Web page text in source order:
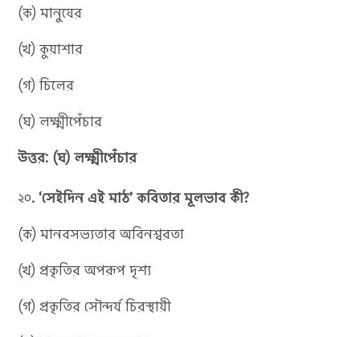
(ক) মানুষের
(খ) কুয়াশার
(গ) চিলের
(ঘ) লক্ষ্মীপেঁচার
উত্তর: (ঘ) লক্ষ্মীপেঁচার
২০. ‘সেইদিন এই মাঠ’ কবিতার মূলভাব কী?
(ক) মানবসভ্যতার অবিনশ্বরতা
(খ) প্রকৃতির অপরূপ দৃশ্য
(গ) প্রকৃতির সৌন্দর্য চিরস্থায়ী